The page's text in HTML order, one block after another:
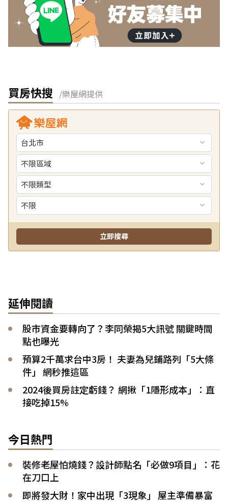
買房快搜 /樂屋網提供
延伸閱讀
股市資金要轉向了？李同榮揭5大訊號 關鍵時間
點也曝光
預算2千萬求台中3房！ 夫妻為兒鋪路列「5大條
件」 網秒推這區
2024後買房註定虧錢？ 網揪「1隱形成本」：直
接吃掉15%
今日熱門
裝修老屋怕燒錢？設計師點名「必做9項目」：花
在刀口上
即將發大財！家中出現「3現象」 屋主準備暴富